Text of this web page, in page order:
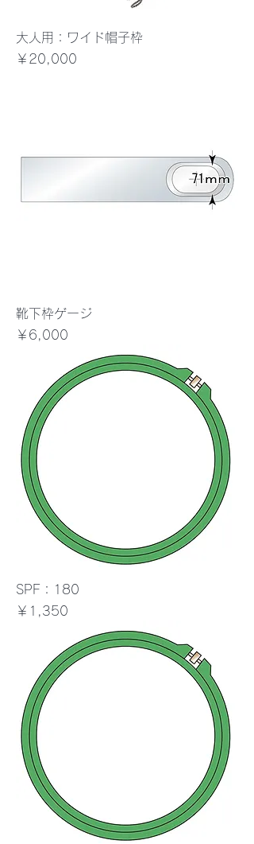
大人用：ワイド帽子枠
価格
￥20,000
靴下枠ゲージ
価格
￥6,000
SPF：180
価格
￥1,350